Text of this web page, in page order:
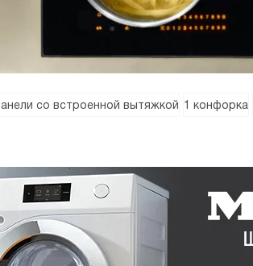
со встроенной вытяжкой 1 конфорка